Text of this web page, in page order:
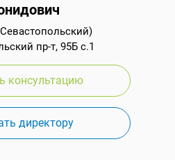
пр-т, 95Б с.1
консультацию
директору